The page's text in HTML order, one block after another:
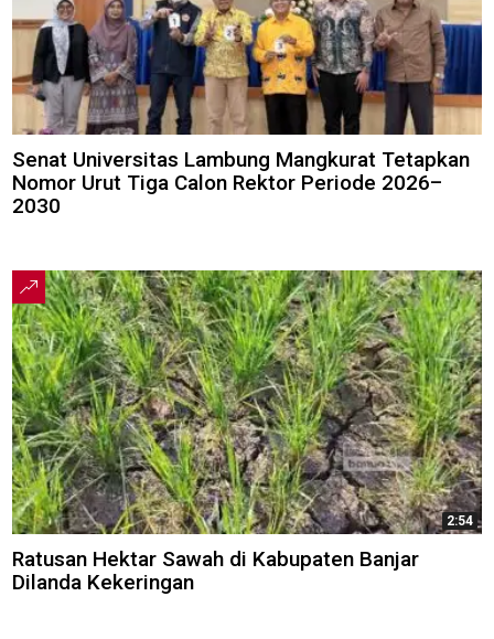
Senat Universitas Lambung Mangkurat Tetapkan
Nomor Urut Tiga Calon Rektor Periode 2026–
2030
2:54
Ratusan Hektar Sawah di Kabupaten Banjar
Dilanda Kekeringan